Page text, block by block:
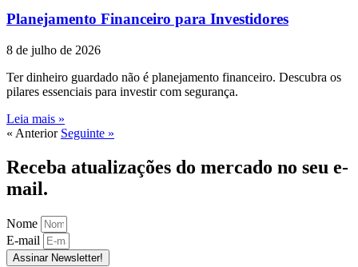
Planejamento Financeiro para Investidores
8 de julho de 2026
Ter dinheiro guardado não é planejamento financeiro. Descubra os
pilares essenciais para investir com segurança.
Leia mais »
« Anterior Seguinte »
Receba atualizações do mercado no seu e-
mail.
Nome
E-mail
Assinar Newsletter!